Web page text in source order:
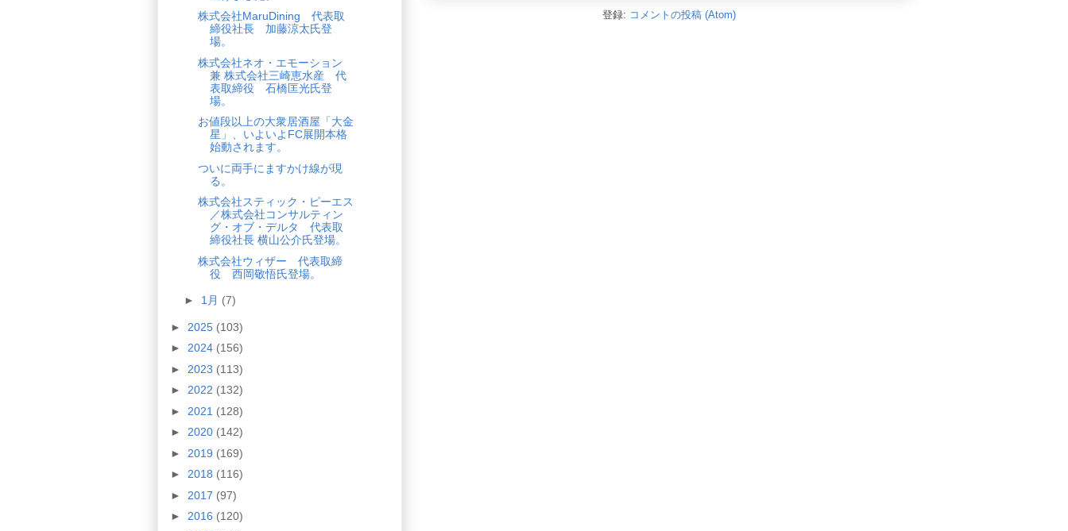
登録: コメントの投稿 (Atom)
株式会社MaruDining 代表取
締役社長 加藤涼太氏登
場。
株式会社ネオ・エモーション
兼 株式会社三崎恵水産 代
表取締役 石橋匡光氏登
場。
お値段以上の大衆居酒屋「大金
星」、いよいよFC展開本格
始動されます。
ついに両手にますかけ線が現
る。
株式会社スティック・ピーエス
／株式会社コンサルティン
グ・オブ・デルタ 代表取
締役社長 横山公介氏登場。
株式会社ウィザー 代表取締
役 西岡敬悟氏登場。
► 1月 (7)
► 2025 (103)
► 2024 (156)
► 2023 (113)
► 2022 (132)
► 2021 (128)
► 2020 (142)
► 2019 (169)
► 2018 (116)
► 2017 (97)
► 2016 (120)